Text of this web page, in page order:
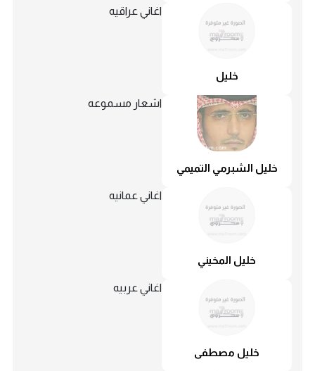
خليل
اغاني عراقيه
خليل الشبرمي التميمي
اشعار مسموعه
خليل المخيني
اغاني عمانيه
خليل مصطفى
اغاني عربيه